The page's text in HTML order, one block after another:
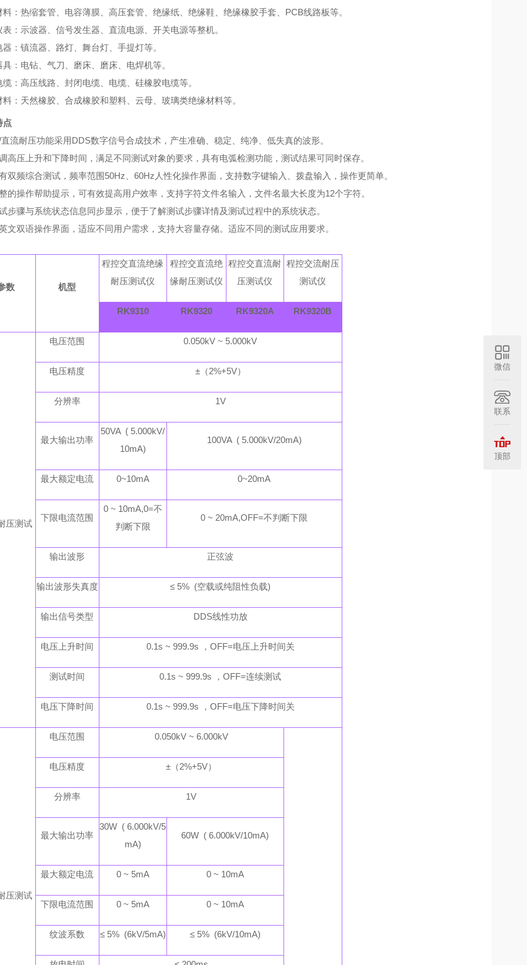
料：热缩套管、电容薄膜、高压套管、绝缘纸、绝缘鞋、绝缘橡胶手套、PCB线路板等。
表：示波器、信号发生器、直流电源、开关电源等整机。
：镇流器、路灯、舞台灯、手提灯等。
：电钻、气刀、磨床、磨床、电焊机等。
缆：高压线路、封闭电缆、电缆、硅橡胶电缆等。
料：天然橡胶、合成橡胶和塑料、云母、玻璃类绝缘材料等。
点
流耐压功能采用DDS数字信号合成技术，产生准确、稳定、纯净、低失真的波形。
高压上升和下降时间，满足不同测试对象的要求，具有电弧检测功能，测试结果可同时保存。
双频综合测试，频率范围50Hz、60Hz人性化操作界面，支持数字键输入、拨盘输入，操作更简单。
的操作帮助提示，可有效提高用户效率，支持字符文件名输入，文件名最大长度为12个字符。
步骤与系统状态信息同步显示，便于了解测试步骤详情及测试过程中的系统状态。
文双语操作界面，适应不同用户需求，支持大容量存储。适应不同的测试应用要求。
数 机型
程控交直流绝缘
耐压测试仪
程控交直流绝
缘耐压测试仪
程控交直流耐
压测试仪
程控交流耐压
测试仪
RK9310 RK9320 RK9320A RK9320B
压测试
电压范围 0.050kV ~ 5.000kV
电压精度 ±（2%+5V）
分辨率 1V
最大输出功率
50VA ( 5.000kV/
10mA)
100VA ( 5.000kV/20mA)
最大额定电流 0~10mA 0~20mA
下限电流范围
0 ~ 10mA,0=不
判断下限
0 ~ 20mA,OFF=不判断下限
输出波形 正弦波
输出波形失真度 ≤ 5% (空载或纯阻性负载)
输出信号类型 DDS线性功放
电压上升时间 0.1s ~ 999.9s ，OFF=电压上升时间关
测试时间 0.1s ~ 999.9s ，OFF=连续测试
电压下降时间 0.1s ~ 999.9s ，OFF=电压下降时间关
压测试
电压范围 0.050kV ~ 6.000kV
电压精度 ±（2%+5V）
分辨率 1V
最大输出功率
30W ( 6.000kV/5
mA)
60W ( 6.000kV/10mA)
最大额定电流 0 ~ 5mA 0 ~ 10mA
下限电流范围 0 ~ 5mA 0 ~ 10mA
纹波系数 ≤ 5% (6kV/5mA) ≤ 5% (6kV/10mA)
微信
联系
顶部